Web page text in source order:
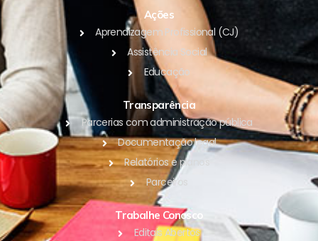
Ações
Aprendizagem Profissional (CJ)
Assistência Social
Educação
Transparência
Parcerias com administração pública
Documentação legal
Relatórios e planos
Parceiros
Trabalhe Conosco
Editais Abertos